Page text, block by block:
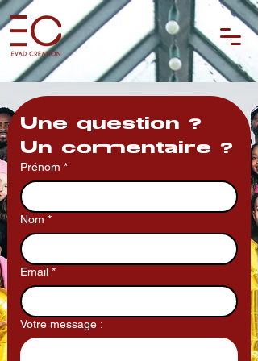
Une question ?
Un commentaire ?
Prénom *
Nom *
Email *
Votre message :